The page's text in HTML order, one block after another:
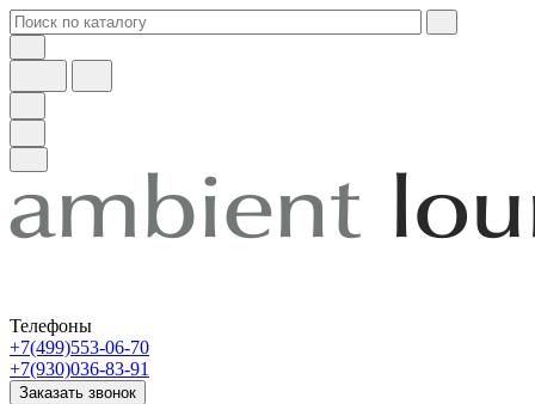
Телефоны
+7(499)553-06-70
+7(930)036-83-91
Заказать звонок